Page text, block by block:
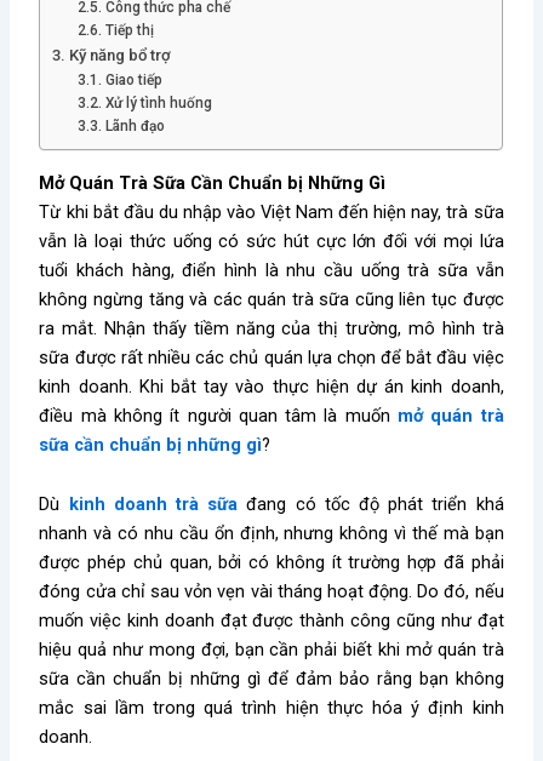
2.5. Công thức pha chế
2.6. Tiếp thị
3. Kỹ năng bổ trợ
3.1. Giao tiếp
3.2. Xử lý tình huống
3.3. Lãnh đạo
Mở Quán Trà Sữa Cần Chuẩn bị Những Gì
Từ khi bắt đầu du nhập vào Việt Nam đến hiện nay, trà sữa
vẫn là loại thức uống có sức hút cực lớn đối với mọi lứa
tuổi khách hàng, điển hình là nhu cầu uống trà sữa vẫn
không ngừng tăng và các quán trà sữa cũng liên tục được
ra mắt. Nhận thấy tiềm năng của thị trường, mô hình trà
sữa được rất nhiều các chủ quán lựa chọn để bắt đầu việc
kinh doanh. Khi bắt tay vào thực hiện dự án kinh doanh,
điều mà không ít người quan tâm là muốn mở quán trà
sữa cần chuẩn bị những gì?
Dù kinh doanh trà sữa đang có tốc độ phát triển khá
nhanh và có nhu cầu ổn định, nhưng không vì thế mà bạn
được phép chủ quan, bởi có không ít trường hợp đã phải
đóng cửa chỉ sau vỏn vẹn vài tháng hoạt động. Do đó, nếu
muốn việc kinh doanh đạt được thành công cũng như đạt
hiệu quả như mong đợi, bạn cần phải biết khi mở quán trà
sữa cần chuẩn bị những gì để đảm bảo rằng bạn không
mắc sai lầm trong quá trình hiện thực hóa ý định kinh
doanh.